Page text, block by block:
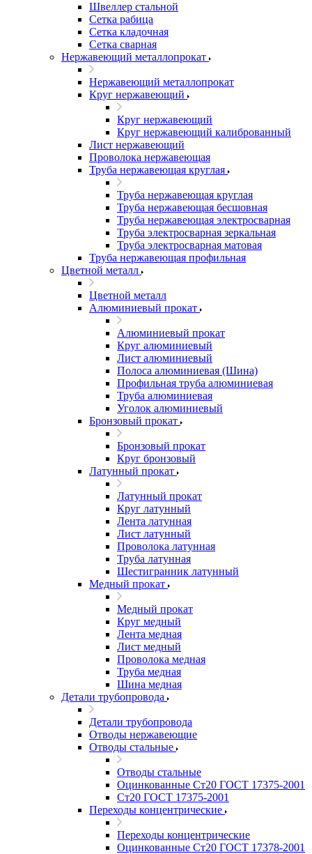
Швеллер стальной
Сетка рабица
Сетка кладочная
Сетка сварная
Нержавеющий металлопрокат
Нержавеющий металлопрокат
Круг нержавеющий
Круг нержавеющий
Круг нержавеющий калиброванный
Лист нержавеющий
Проволока нержавеющая
Труба нержавеющая круглая
Труба нержавеющая круглая
Труба нержавеющая бесшовная
Труба нержавеющая электросварная
Труба электросварная зеркальная
Труба электросварная матовая
Труба нержавеющая профильная
Цветной металл
Цветной металл
Алюминиевый прокат
Алюминиевый прокат
Круг алюминиевый
Лист алюминиевый
Полоса алюминиевая (Шина)
Профильная труба алюминиевая
Труба алюминиевая
Уголок алюминиевый
Бронзовый прокат
Бронзовый прокат
Круг бронзовый
Латунный прокат
Латунный прокат
Круг латунный
Лента латунная
Лист латунный
Проволока латунная
Труба латунная
Шестигранник латунный
Медный прокат
Медный прокат
Круг медный
Лента медная
Лист медный
Проволока медная
Труба медная
Шина медная
Детали трубопровода
Детали трубопровода
Отводы нержавеющие
Отводы стальные
Отводы стальные
Оцинкованные Ст20 ГОСТ 17375-2001
Ст20 ГОСТ 17375-2001
Переходы концентрические
Переходы концентрические
Оцинкованные Ст20 ГОСТ 17378-2001